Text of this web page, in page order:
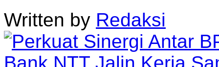
Written by Redaksi